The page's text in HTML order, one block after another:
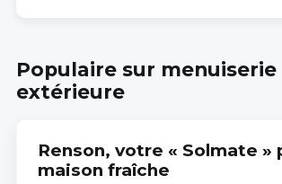
Populaire sur menuiserie
extérieure
Renson, votre « Solmate »
maison fraîche